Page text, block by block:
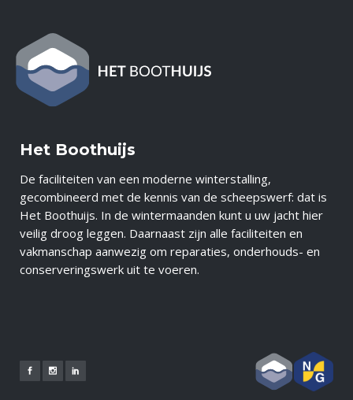
Het Boothuijs
De faciliteiten van een moderne winterstalling,
gecombineerd met de kennis van de scheepswerf: dat is
Het Boothuijs. In de wintermaanden kunt u uw jacht hier
veilig droog leggen. Daarnaast zijn alle faciliteiten en
vakmanschap aanwezig om reparaties, onderhouds- en
conserveringswerk uit te voeren.